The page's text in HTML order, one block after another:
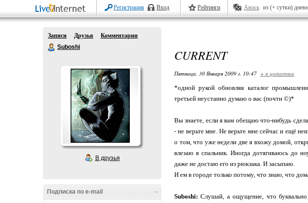
Регистрация Вход Рейтинги Авось из (+ сутки)
Записи Друзья
Комментарии
Suboshi
В друзья
-
Подписка по e-mail
CURRENT
Пятница, 30 Января 2009 г. 10:47 + в цитатник
*одной рукой обновляя каталог
третьей неустанно думаю о вас (почти ©)*
Вы знаете, если я вам обещаю что-нибудь
- не верьте мне. Не верьте мне сейчас и ещё
о том, что уже недели две я вхожу домой,
влезаю в спальник. Иногда дотягиваюсь до
даже не достаю его из рюкзака. И засыпаю.
И ем в городе только потому, что знаю, что
Suboshi: Слушай, а ощущение, что